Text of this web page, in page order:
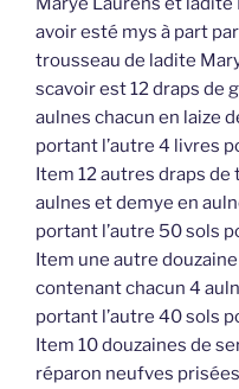
avoir esté mys à part
trousseau de ladite
scavoir est 12 draps de
aulnes chacun en laize
portant l’autre 4 livres
Item 12 autres draps
aulnes et demye en
portant l’autre 50 sols
Item une autre
contenant chacun 4
portant l’autre 40 sols
Item 10 douzaines de
réparon neufves